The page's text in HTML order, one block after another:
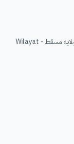
Oman, Muhafaza Muscat - محافظة مسقط, ولاية مسقط - Wilayat